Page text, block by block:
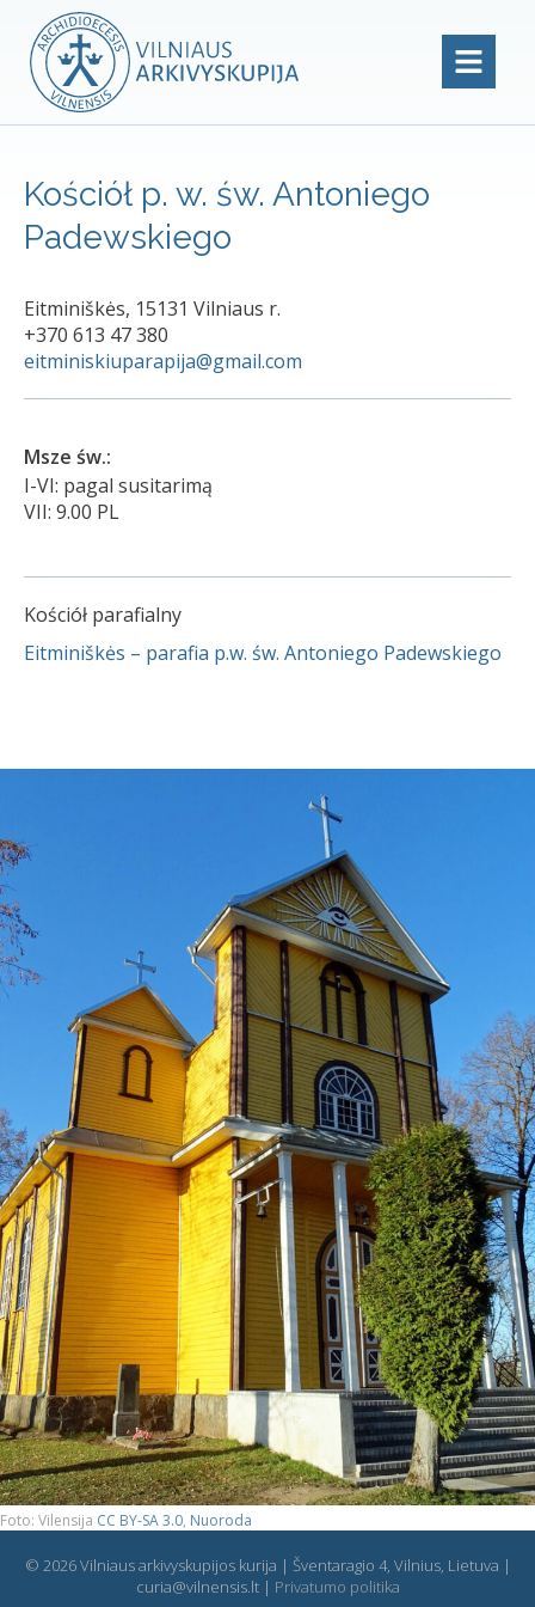
Kościół p. w. św. Antoniego
Padewskiego
Eitminiškės, 15131 Vilniaus r.
+370 613 47 380
eitminiskiuparapija@gmail.com
Msze św.:
I-VI: pagal susitarimą
VII: 9.00 PL
Kościół parafialny
Eitminiškės – parafia p.w. św. Antoniego Padewskiego
Foto: Vilensija CC BY-SA 3.0, Nuoroda
© 2026 Vilniaus arkivyskupijos kurija | Šventaragio 4, Vilnius, Lietuva |
curia@vilnensis.lt | Privatumo politika